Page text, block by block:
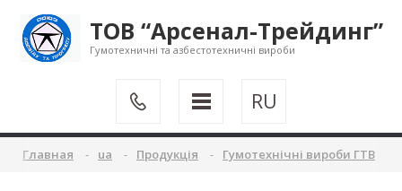
ТОВ “Арсенал-Трейдинг”
Гумотехничні та азбестотехничні вироби
RU
Главная ua Продукція Гумотехнічні вироби ГТВ